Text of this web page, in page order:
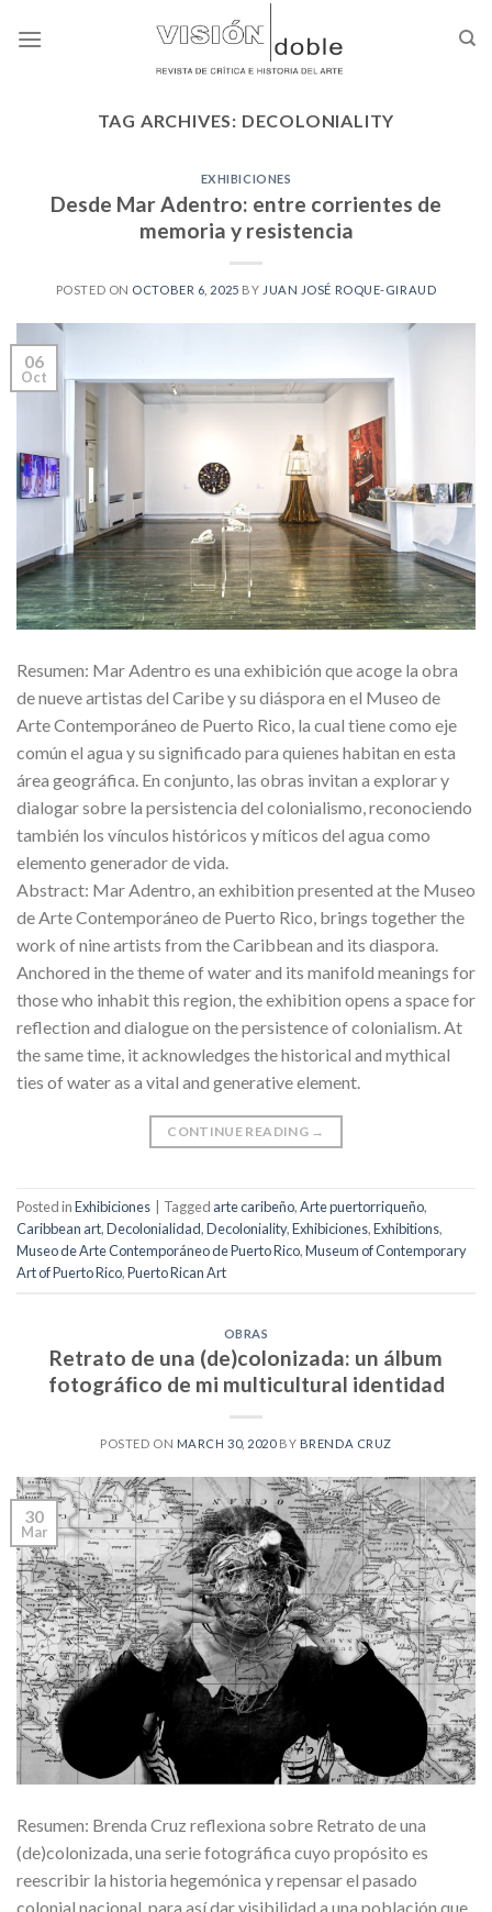
TAG ARCHIVES: DECOLONIALITY
EXHIBICIONES
Desde Mar Adentro: entre corrientes de
memoria y resistencia
POSTED ON OCTOBER 6, 2025 BY JUAN JOSÉ ROQUE-GIRAUD
06
Oct
Resumen: Mar Adentro es una exhibición que acoge la obra
de nueve artistas del Caribe y su diáspora en el Museo de
Arte Contemporáneo de Puerto Rico, la cual tiene como eje
común el agua y su significado para quienes habitan en esta
área geográfica. En conjunto, las obras invitan a explorar y
dialogar sobre la persistencia del colonialismo, reconociendo
también los vínculos históricos y míticos del agua como
elemento generador de vida.
Abstract: Mar Adentro, an exhibition presented at the Museo
de Arte Contemporáneo de Puerto Rico, brings together the
work of nine artists from the Caribbean and its diaspora.
Anchored in the theme of water and its manifold meanings for
those who inhabit this region, the exhibition opens a space for
reflection and dialogue on the persistence of colonialism. At
the same time, it acknowledges the historical and mythical
ties of water as a vital and generative element.
CONTINUE READING →
Posted inExhibiciones Tagged arte caribeño,Arte puertorriqueño,
Caribbean art,Decolonialidad,Decoloniality,Exhibiciones,Exhibitions,
Museo de Arte Contemporáneo de Puerto Rico,Museum of Contemporary
Art of Puerto Rico,Puerto Rican Art
OBRAS
Retrato de una (de)colonizada: un álbum
fotográﬁco de mi multicultural identidad
POSTED ON MARCH 30, 2020BY BRENDA CRUZ
30
Mar
Resumen: Brenda Cruz reflexiona sobre Retrato de una
(de)colonizada, una serie fotográfica cuyo propósito es
reescribir la historia hegemónica y repensar el pasado
colonial nacional, para así dar visibilidad a una población que